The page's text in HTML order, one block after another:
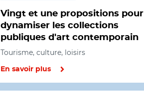
Vingt et une propositions pour
dynamiser les collections
publiques d'art contemporain
Tourisme, culture, loisirs
En savoir plus